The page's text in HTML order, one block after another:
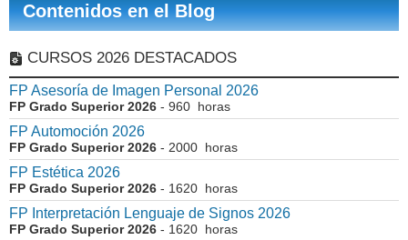
Contenidos en el Blog
CURSOS 2026 DESTACADOS
FP Asesoría de Imagen Personal 2026
FP Grado Superior 2026 - 960 horas
FP Automoción 2026
FP Grado Superior 2026 - 2000 horas
FP Estética 2026
FP Grado Superior 2026 - 1620 horas
FP Interpretación Lenguaje de Signos 2026
FP Grado Superior 2026 - 1620 horas